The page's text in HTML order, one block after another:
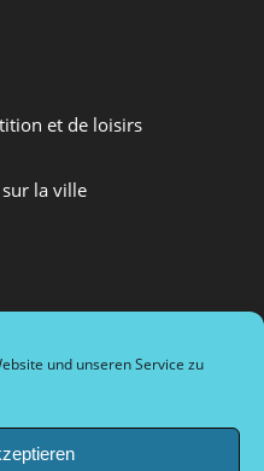
und unseren Service zu
et de loisirs
la ville